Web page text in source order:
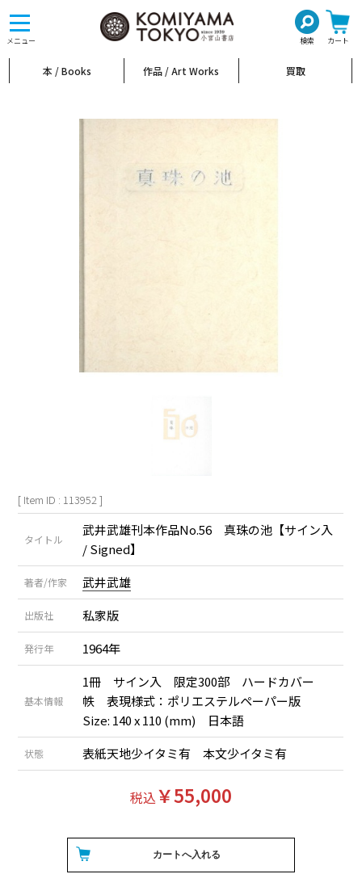
メニュー 検索 カート
toggle
navigation
本 / Books 作品 / Art Works 買取
[ Item ID : 113952 ]
タイトル
武井武雄刊本作品No.56 真珠の池【サイン入
/ Signed】
著者/作家 武井武雄
出版社 私家版
発行年 1964年
基本情報
1冊 サイン入 限定300部 ハードカバー
帙 表現様式：ポリエステルペーパー版
Size: 140 x 110 (mm) 日本語
状態 表紙天地少イタミ有 本文少イタミ有
税込￥55,000